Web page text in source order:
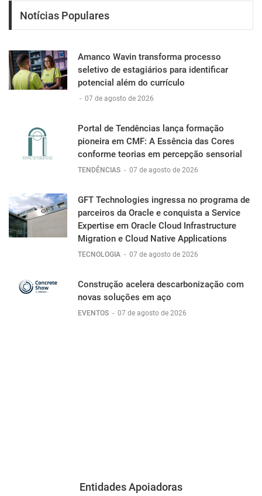
Notícias Populares
Amanco Wavin transforma processo
seletivo de estagiários para identificar
potencial além do currículo
- 07 de agosto de 2026
Portal de Tendências lança formação
pioneira em CMF: A Essência das Cores
conforme teorias em percepção sensorial
TENDÊNCIAS - 07 de agosto de 2026
GFT Technologies ingressa no programa de
parceiros da Oracle e conquista a Service
Expertise em Oracle Cloud Infrastructure
Migration e Cloud Native Applications
TECNOLOGIA - 07 de agosto de 2026
Construção acelera descarbonização com
novas soluções em aço
EVENTOS - 07 de agosto de 2026
Entidades Apoiadoras